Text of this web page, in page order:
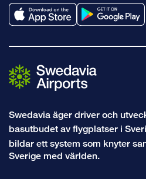
Swedavia äger driver och
basutbudet av flygplatser i
bildar ett system som knyter
Sverige med världen.